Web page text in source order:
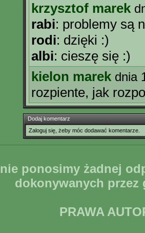
krzysztof marek
rabi: problemy są
rodi: dzięki :)
albi: cieszę się :)
kielon marek dnia
rozpiente, jak
Dodaj komentarz
Zaloguj się, żeby móc dodawać komentarze.
nie ponosimy żadnej
dokonywanych
PRAWA